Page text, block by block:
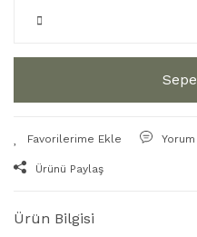
Yorum
Ürünü Paylaş
Ürün Bilgisi